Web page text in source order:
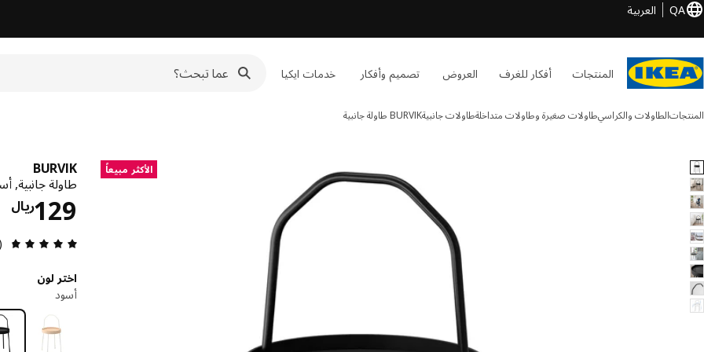
QA العربية
المنتجات أفكار للغرف العروض تصميم وأفكار خدمات ايكيا
المنتجاتالطاولات والكراسيطاولات صغيرة وطاولات متداخلةطاولات جانبيةBURVIK طاولة جانبية
9 BURVIK الصور الصور الأكثر مبيعاً
BURVIK
طاولة جانبية,
ريال129
(6)
اختر لون
أسود